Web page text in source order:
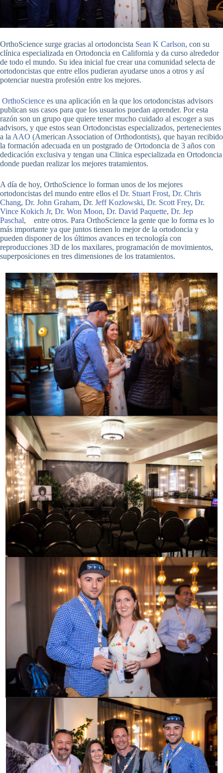
OrthoScience surge gracias al ortodoncista Sean K Carlson, con su
clínica especializada en Ortodoncia en California y da curso alrededor
de todo el mundo. Su idea inicial fue crear una comunidad selecta de
ortodoncistas que entre ellos pudieran ayudarse unos a otros y así
potenciar nuestra profesión entre los mejores.
OrthoScience es una aplicación en la que los ortodoncistas advisors
publican sus casos para que los usuarios puedan aprender. Por esta
razón son un grupo que quiere tener mucho cuidado al escoger a sus
advisors, y que estos sean Ortodoncistas especializados, pertenecientes
a la AAO (American Association of Orthodontists), que hayan recibido
la formación adecuada en un postgrado de Ortodoncia de 3 años con
dedicación exclusiva y tengan una Clinica especializada en Ortodoncia
donde puedan realizar los mejores tratamientos.
A día de hoy, OrthoScience lo forman unos de los mejores
ortodoncistas del mundo entre ellos el Dr. Stuart Frost, Dr. Chris
Chang, Dr. John Graham, Dr. Jeff Kozlowski, Dr. Scott Frey, Dr.
Vince Kokich Jr, Dr. Won Moon, Dr. David Paquette, Dr. Jep
Paschal, entre otros. Para OrthoScience la gente que lo forma es lo
más importante ya que juntos tienen lo mejor de la ortodoncia y
pueden disponer de los últimos avances en tecnología con
reproducciones 3D de los maxilares, programación de movimientos,
superposiciones en tres dimensiones de los tratamientos.